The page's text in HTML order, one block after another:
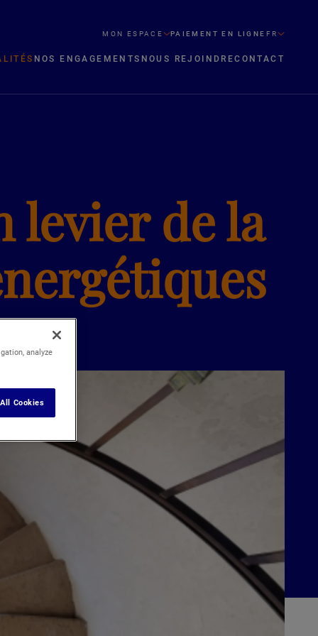
MON ESPACE PAIEMENT EN LIGNE FR
NOS ENGAGEMENTS NOUS REJOINDRECONTACT
levier de la
analyze
Cookies